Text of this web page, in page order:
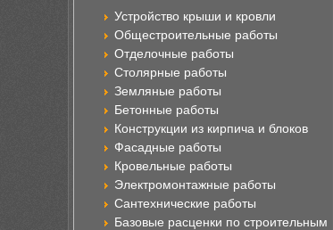
Устройство крыши и кровли
Общестроительные работы
Отделочные работы
Столярные работы
Земляные работы
Бетонные работы
Конструкции из кирпича и блоков
Фасадные работы
Кровельные работы
Электромонтажные работы
Сантехнические работы
Базовые расценки по строительным